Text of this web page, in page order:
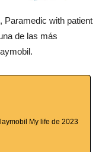
Paramedic with patient
de las más
My life de 2023